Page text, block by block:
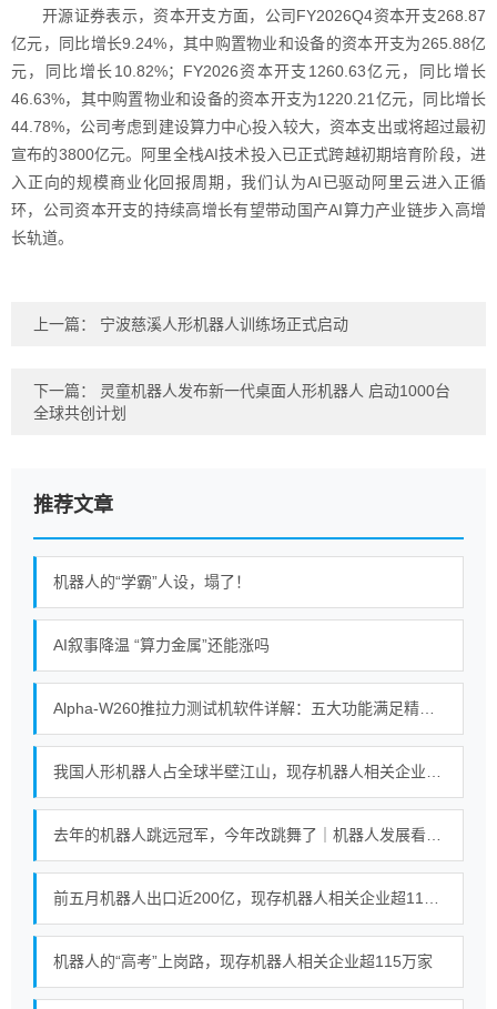
开源证券表示，资本开支方面，公司FY2026Q4资本开支268.87
亿元，同比增长9.24%，其中购置物业和设备的资本开支为265.88亿
元，同比增长10.82%；FY2026资本开支1260.63亿元，同比增长
46.63%，其中购置物业和设备的资本开支为1220.21亿元，同比增长
44.78%，公司考虑到建设算力中心投入较大，资本支出或将超过最初
宣布的3800亿元。阿里全栈AI技术投入已正式跨越初期培育阶段，进
入正向的规模商业化回报周期，我们认为AI已驱动阿里云进入正循
环，公司资本开支的持续高增长有望带动国产AI算力产业链步入高增
长轨道。
上一篇： 宁波慈溪人形机器人训练场正式启动
下一篇： 灵童机器人发布新一代桌面人形机器人 启动1000台
全球共创计划
推荐文章
机器人的“学霸”人设，塌了！
AI叙事降温 “算力金属”还能涨吗
机器人的“高考”上岗路，现存机器人相关企业超115万家